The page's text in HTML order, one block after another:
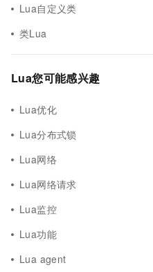
Lua自定义类
类Lua
Lua您可能感兴趣
Lua优化
Lua分布式锁
Lua网络
Lua网络请求
Lua监控
Lua功能
Lua agent